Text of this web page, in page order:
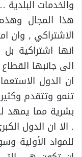
والخدمات
هذا المجال
الاشتراكي , وان
انها اشتراكية
الى جانبها
ان الدول
تنمو وتتقدم
بشرية مما يمهد
. الا ان الدول
للمواد الأولية